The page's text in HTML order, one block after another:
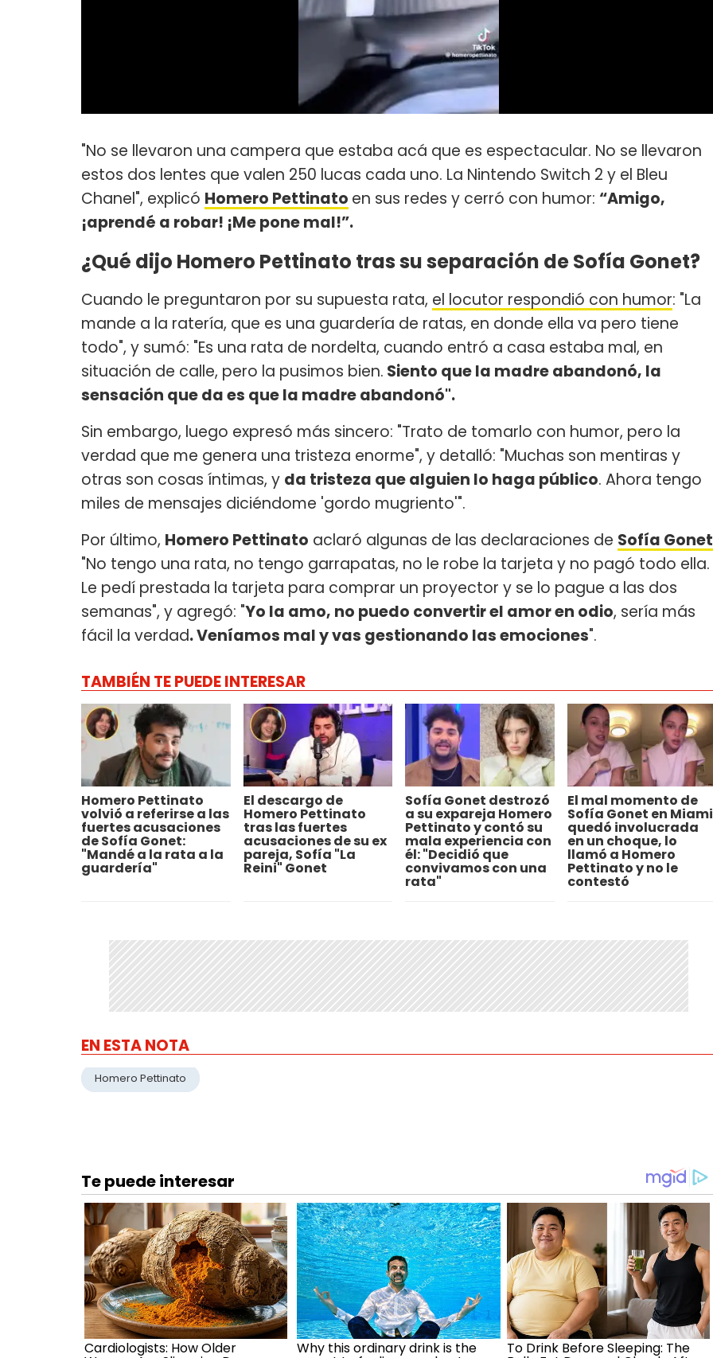
"No se llevaron una campera que estaba acá que es espectacular. No se llevaron
estos dos lentes que valen 250 lucas cada uno. La Nintendo Switch 2 y el Bleu
Chanel", explicó Homero Pettinato en sus redes y cerró con humor: “Amigo,
¡aprendé a robar! ¡Me pone mal!”.
¿Qué dijo Homero Pettinato tras su separación de Sofía Gonet?
Cuando le preguntaron por su supuesta rata, el locutor respondió con humor: "La
mande a la ratería, que es una guardería de ratas, en donde ella va pero tiene
todo", y sumó: "Es una rata de nordelta, cuando entró a casa estaba mal, en
situación de calle, pero la pusimos bien. Siento que la madre abandonó, la
sensación que da es que la madre abandonó".
Sin embargo, luego expresó más sincero: "Trato de tomarlo con humor, pero la
verdad que me genera una tristeza enorme", y detalló: "Muchas son mentiras y
otras son cosas íntimas, y da tristeza que alguien lo haga público. Ahora tengo
miles de mensajes diciéndome 'gordo mugriento'".
Por último, Homero Pettinato aclaró algunas de las declaraciones de Sofía Gonet
"No tengo una rata, no tengo garrapatas, no le robe la tarjeta y no pagó todo ella.
Le pedí prestada la tarjeta para comprar un proyector y se lo pague a las dos
semanas", y agregó: "Yo la amo, no puedo convertir el amor en odio, sería más
fácil la verdad. Veníamos mal y vas gestionando las emociones".
TAMBIÉN TE PUEDE INTERESAR
Homero Pettinato
volvió a referirse a las
fuertes acusaciones
de Sofía Gonet:
"Mandé a la rata a la
guardería"
El descargo de
Homero Pettinato
tras las fuertes
acusaciones de su ex
pareja, Sofía "La
Reini" Gonet
Sofía Gonet destrozó
a su expareja Homero
Pettinato y contó su
mala experiencia con
él: "Decidió que
convivamos con una
rata"
El mal momento de
Sofía Gonet en
quedó involucrada
en un choque, lo
llamó a Homero
Pettinato y no le
contestó
EN ESTA NOTA
Homero Pettinato